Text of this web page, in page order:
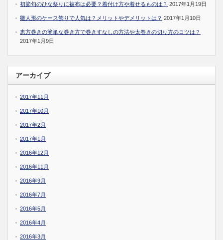
初節句のひな祭りに被布は必要？着付け方や着せるものは？ 2017年1月19日
雛人形のケース飾りで人気は？メリットやデメリットは？ 2017年1月10日
恵方巻きの簡単な巻き方で巻きすなしの方法や太巻きの切り方のコツは？
2017年1月9日
アーカイブ
2017年11月
2017年10月
2017年2月
2017年1月
2016年12月
2016年11月
2016年9月
2016年7月
2016年5月
2016年4月
2016年3月